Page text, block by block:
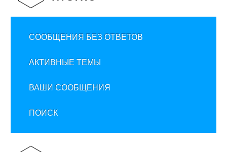
СООБЩЕНИЯ БЕЗ ОТВЕТОВ
АКТИВНЫЕ ТЕМЫ
ВАШИ СООБЩЕНИЯ
ПОИСК